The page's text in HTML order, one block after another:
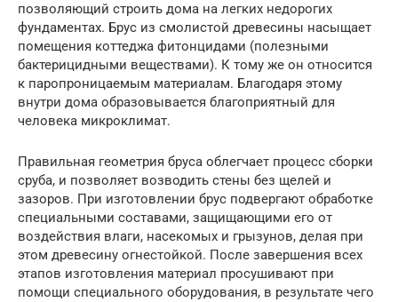
позволяющий строить дома на легких недорогих
фундаментах. Брус из смолистой древесины насыщает
помещения коттеджа фитонцидами (полезными
бактерицидными веществами). К тому же он относится
к паропроницаемым материалам. Благодаря этому
внутри дома образовывается благоприятный для
человека микроклимат.
Правильная геометрия бруса облегчает процесс сборки
сруба, и позволяет возводить стены без щелей и
зазоров. При изготовлении брус подвергают обработке
специальными составами, защищающими его от
воздействия влаги, насекомых и грызунов, делая при
этом древесину огнестойкой. После завершения всех
этапов изготовления материал просушивают при
помощи специального оборудования, в результате чего